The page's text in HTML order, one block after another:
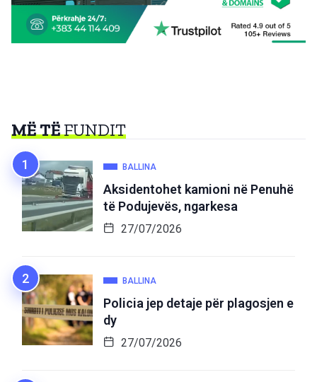
MË TËFUNDIT
BALLINA
Aksidentohet kamioni në Penuhë
të Podujevës, ngarkesa
27/07/2026
BALLINA
Policia jep detaje për plagosjen e
dy
27/07/2026